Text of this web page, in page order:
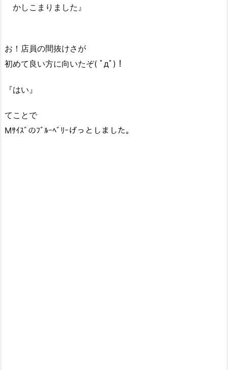
かしこまりました』
お！店員の間抜けさが
初めて良い方に向いたぞ( ﾟдﾟ)！
『はい』
てことで
Mｻｲｽﾞのﾌﾞﾙｰﾍﾞﾘｰげっとしました。